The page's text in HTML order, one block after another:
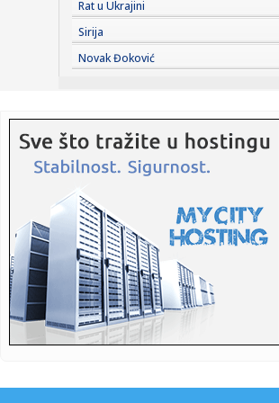
08:49:Svetska banka: AI može da ubrza
ceo ve...
08:46: Nije samo nafta: Biloška pretnja
Ormuskog mor...
08:44:
napu...
08:44:Ivana Španović: "Želim još jednu
08:42:Diplomatski rat u komšiluku: Brazil
drastičn...
08:36:Jokić dobio još jednog saigrača
Rat u Ukrajini
Sirija
Novak Đoković